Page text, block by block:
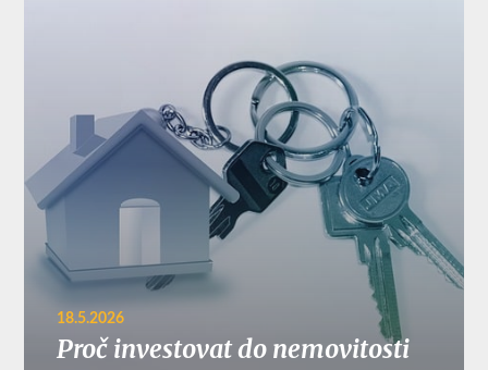
18.5.2026
Proč investovat do nemovitosti